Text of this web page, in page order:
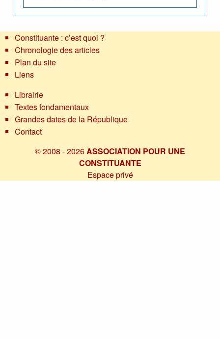
Constituante : c’est quoi ?
Chronologie des articles
Plan du site
Liens
Librairie
Textes fondamentaux
Grandes dates de la République
Contact
© 2008 - 2026ASSOCIATION POUR UNE
CONSTITUANTE
Espace privé